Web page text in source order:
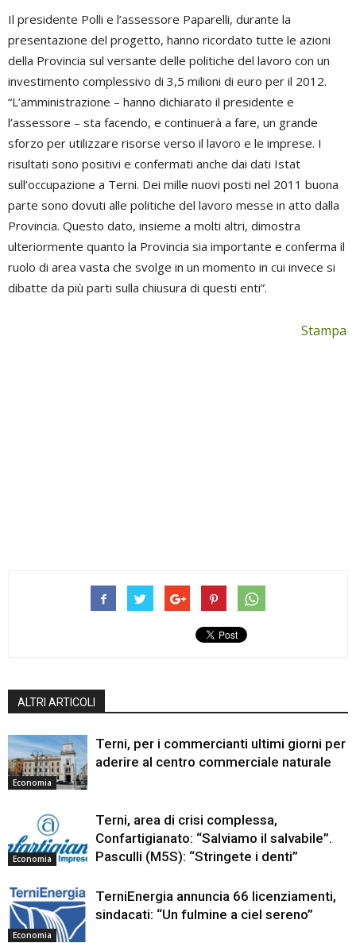
Il presidente Polli e l’assessore Paparelli, durante la
presentazione del progetto, hanno ricordato tutte le azioni
della Provincia sul versante delle politiche del lavoro con un
investimento complessivo di 3,5 milioni di euro per il 2012.
“L’amministrazione – hanno dichiarato il presidente e
l’assessore – sta facendo, e continuerà a fare, un grande
sforzo per utilizzare risorse verso il lavoro e le imprese. I
risultati sono positivi e confermati anche dai dati Istat
sull’occupazione a Terni. Dei mille nuovi posti nel 2011 buona
parte sono dovuti alle politiche del lavoro messe in atto dalla
Provincia. Questo dato, insieme a molti altri, dimostra
ulteriormente quanto la Provincia sia importante e conferma il
ruolo di area vasta che svolge in un momento in cui invece si
dibatte da più parti sulla chiusura di questi enti”.
Stampa
ALTRI ARTICOLI
Economia
Terni, per i commercianti ultimi giorni per
aderire al centro commerciale naturale
Economia
Terni, area di crisi complessa,
Confartigianato: “Salviamo il salvabile”.
Pasculli (M5S): “Stringete i denti”
Economia
TerniEnergia annuncia 66 licenziamenti,
sindacati: “Un fulmine a ciel sereno”